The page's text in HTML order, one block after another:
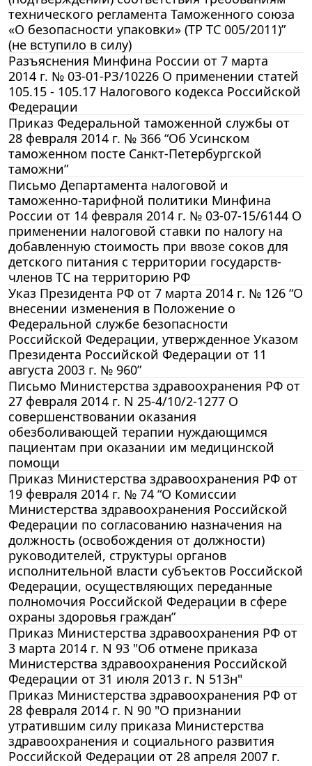
технического регламента Таможенного союза
«О безопасности упаковки» (ТР ТС 005/2011)”
(не вступило в силу)
Разъяснения Минфина России от 7 марта
2014 г. № 03-01-РЗ/10226 О применении статей
105.15 - 105.17 Налогового кодекса Российской
Федерации
Приказ Федеральной таможенной службы от
28 февраля 2014 г. № 366 “Об Усинском
таможенном посте Санкт-Петербургской
таможни”
Письмо Департамента налоговой и
таможенно-тарифной политики Минфина
России от 14 февраля 2014 г. № 03-07-15/6144 О
применении налоговой ставки по налогу на
добавленную стоимость при ввозе соков для
детского питания с территории государств-
членов ТС на территорию РФ
Указ Президента РФ от 7 марта 2014 г. № 126 “О
внесении изменения в Положение о
Федеральной службе безопасности
Российской Федерации, утвержденное Указом
Президента Российской Федерации от 11
августа 2003 г. № 960”
Письмо Министерства здравоохранения РФ от
27 февраля 2014 г. N 25-4/10/2-1277 О
совершенствовании оказания
обезболивающей терапии нуждающимся
пациентам при оказании им медицинской
помощи
Приказ Министерства здравоохранения РФ от
19 февраля 2014 г. № 74 “О Комиссии
Министерства здравоохранения Российской
Федерации по согласованию назначения на
должность (освобождения от должности)
руководителей, структуры органов
исполнительной власти субъектов Российской
Федерации, осуществляющих переданные
полномочия Российской Федерации в сфере
охраны здоровья граждан”
Приказ Министерства здравоохранения РФ от
3 марта 2014 г. N 93 "Об отмене приказа
Министерства здравоохранения Российской
Федерации от 31 июля 2013 г. N 513н"
Приказ Министерства здравоохранения РФ от
28 февраля 2014 г. N 90 "О признании
утратившим силу приказа Министерства
здравоохранения и социального развития
Российской Федерации от 28 апреля 2007 г.